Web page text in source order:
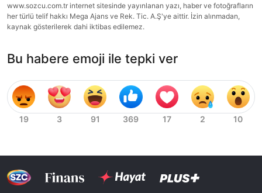
www.sozcu.com.tr internet sitesinde yayınlanan yazı, haber ve fotoğrafların
her türlü telif hakkı Mega Ajans ve Rek. Tic. A.Ş'ye aittir. İzin alınmadan,
kaynak gösterilerek dahi iktibas edilemez.
Bu habere emoji ile tepki ver